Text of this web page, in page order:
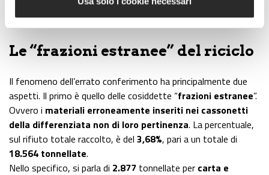
Le “frazioni estranee” del riciclo
Il fenomeno dell’errato conferimento ha principalmente due
aspetti. Il primo è quello delle cosiddette “frazioni estranee”.
Ovvero i materiali erroneamente inseriti nei cassonetti
della differenziata non di loro pertinenza. La percentuale,
sul rifiuto totale raccolto, è del 3,68%, pari a un totale di
18.564 tonnellate.
Nello specifico, si parla di 2.877 tonnellate per carta e